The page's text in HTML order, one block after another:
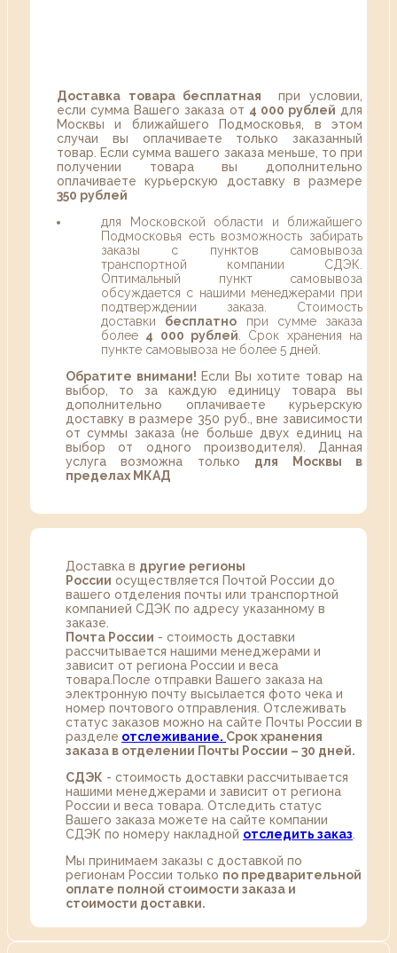
Доставка товара бесплатная при условии,
если сумма Вашего заказа от 4 000 рублей для
Москвы и ближайшего Подмосковья, в этом
случаи вы оплачиваете только заказанный
товар. Если сумма вашего заказа меньше, то при
получении товара вы дополнительно
оплачиваете курьерскую доставку в размере
350 рублей
для Московской области и ближайшего
Подмосковья есть возможность забирать
заказы с пунктов самовывоза
транспортной компании СДЭК.
Оптимальный пункт самовывоза
обсуждается с нашими менеджерами при
подтверждении заказа. Стоимость
доставки бесплатно при сумме заказа
более 4 000 рублей . Срок хранения на
пункте самовывоза не более 5 дней.
Обратите внимани! Если Вы хотите товар на
выбор, то за каждую единицу товара вы
дополнительно оплачиваете курьерскую
доставку в размере 350 руб., вне зависимости
от суммы заказа (не больше двух единиц на
выбор от одного производителя). Данная
услуга возможна только для Москвы в
пределах МКАД
Доставка в другие регионы
России осуществляется Почтой России до
вашего отделения почты или транспортной
компанией СДЭК по адресу указанному в
заказе.
Почта России - стоимость доставки
рассчитывается нашими менеджерами и
зависит от региона России и веса
товара.После отправки Вашего заказа на
электронную почту высылается фото чека и
номер почтового отправления. Отслеживать
статус заказов можно на сайте Почты России в
разделе oтслеживание. Срок хранения
заказа в отделении Почты России – 30 дней.
СДЭК - стоимость доставки рассчитывается
нашими менеджерами и зависит от региона
России и веса товара. Отследить статус
Вашего заказа можете на сайте компании
СДЭК по номеру накладной отследить заказ
Мы принимаем заказы с доставкой по
регионам России только по предварительной
оплате полной стоимости заказа и
стоимости доставки.